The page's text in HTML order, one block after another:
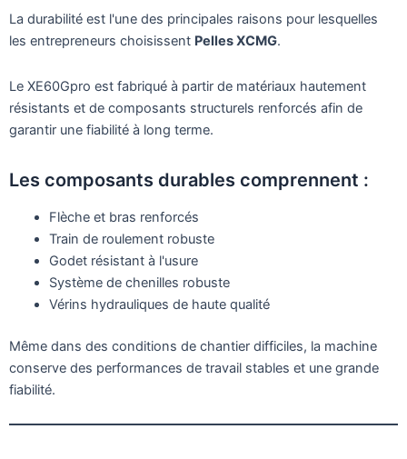
La durabilité est l'une des principales raisons pour lesquelles
les entrepreneurs choisissent Pelles XCMG.
Le XE60Gpro est fabriqué à partir de matériaux hautement
résistants et de composants structurels renforcés afin de
garantir une fiabilité à long terme.
Les composants durables comprennent :
Flèche et bras renforcés
Train de roulement robuste
Godet résistant à l'usure
Système de chenilles robuste
Vérins hydrauliques de haute qualité
Même dans des conditions de chantier difficiles, la machine
conserve des performances de travail stables et une grande
fiabilité.